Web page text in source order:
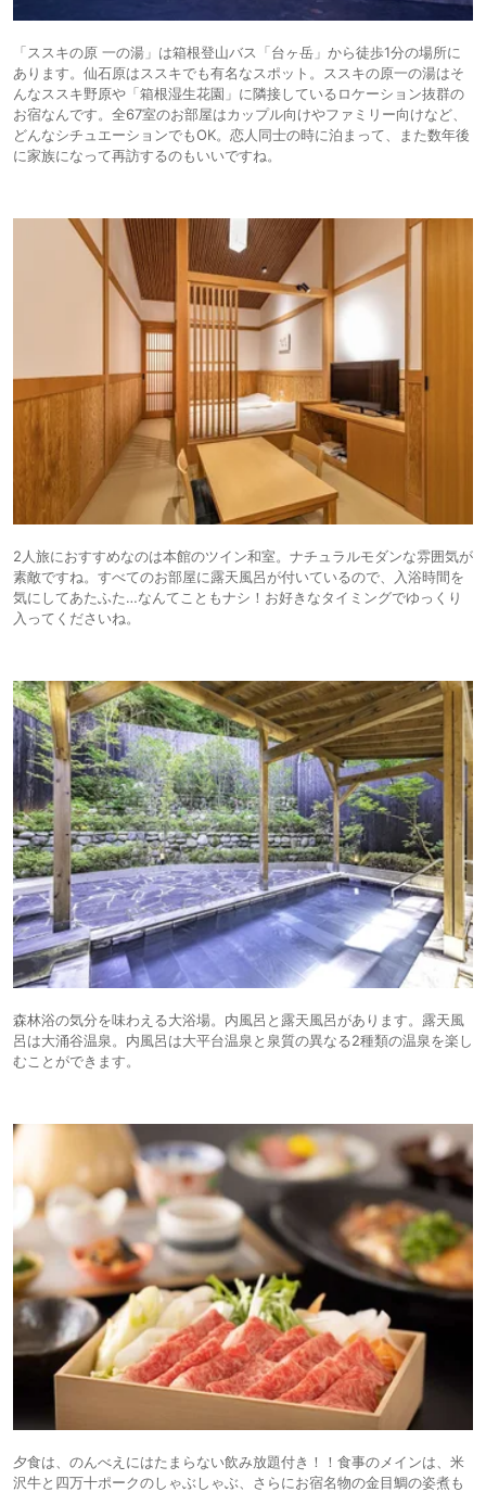
「ススキの原 一の湯」は箱根登山バス「台ヶ岳」から徒歩1分の場所に
あります。仙石原はススキでも有名なスポット。ススキの原一の湯はそ
んなススキ野原や「箱根湿生花園」に隣接しているロケーション抜群の
お宿なんです。全67室のお部屋はカップル向けやファミリー向けなど、
どんなシチュエーションでもOK。恋人同士の時に泊まって、また数年後
に家族になって再訪するのもいいですね。
2人旅におすすめなのは本館のツイン和室。ナチュラルモダンな雰囲気が
素敵ですね。すべてのお部屋に露天風呂が付いているので、入浴時間を
気にしてあたふた…なんてこともナシ！お好きなタイミングでゆっくり
入ってくださいね。
森林浴の気分を味わえる大浴場。内風呂と露天風呂があります。露天風
呂は大涌谷温泉。内風呂は大平台温泉と泉質の異なる2種類の温泉を楽し
むことができます。
夕食は、のんべえにはたまらない飲み放題付き！！食事のメインは、米
沢牛と四万十ポークのしゃぶしゃぶ、さらにお宿名物の金目鯛の姿煮も